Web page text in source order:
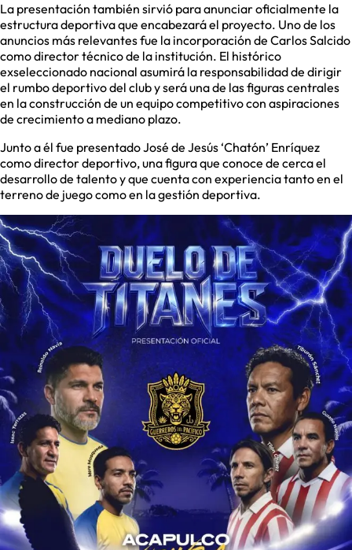
La presentación también sirvió para anunciar oficialmente la
estructura deportiva que encabezará el proyecto. Uno de los
anuncios más relevantes fue la incorporación de Carlos Salcido
como director técnico de la institución. El histórico
exseleccionado nacional asumirá la responsabilidad de dirigir
el rumbo deportivo del club y será una de las figuras centrales
en la construcción de un equipo competitivo con aspiraciones
de crecimiento a mediano plazo.
Junto a él fue presentado José de Jesús ‘Chatón’ Enríquez
como director deportivo, una figura que conoce de cerca el
desarrollo de talento y que cuenta con experiencia tanto en el
terreno de juego como en la gestión deportiva.